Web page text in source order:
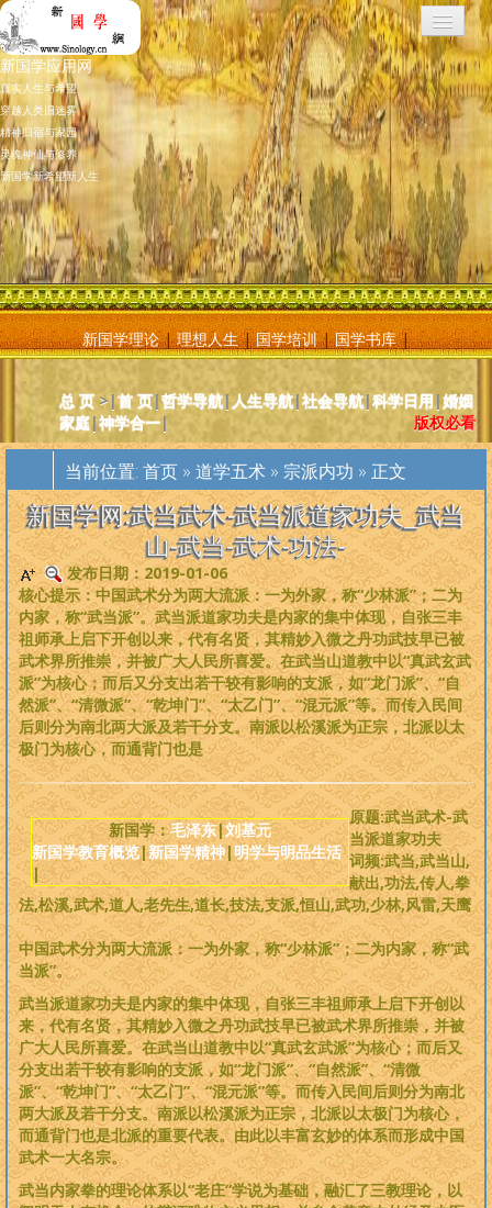
新国学应用网
真实人生与希望
穿越人类旧迷雾
精神归宿与家园
灵魂神仙与修养
新国学新希望新人生
新国学理论|理想人生|国学培训|国学书库|
新国学应用网是将新国学理论付诸应用的地方，新国学理论及其核心
基元学十分庞大复杂，特别是社会学部分和自然科学部分对于大多数
人而言因基础知识不够而难以理解。新国学应用网则将复杂的原理和
逻辑，简化为相对易懂和利于人们日常使用的内容方法。主要分为人
体人生、宗教、神灵、社会常识和科学常识。现在，新国学理论已经
是一个非常完备、深度范畴远超旧国学的系统性理论，来吧，每个人
都可以从中获益。
版权必读
刘基元
新国学理论
婴童教育
人性教育
居住教育
健身医学
基元学网
总 页 >|首 页|哲学导航| 人生导航|社会导航|科学日用 |婚姻
家庭|神学合一| 版权必看
当前位置: 首页 » 道学五术 » 宗派内功 » 正文
新国学网:武当武术-武当派道家功夫_武当
山-武当-武术-功法-
发布日期：2019-01-06
核心提示：中国武术分为两大流派：一为外家，称“少林派”；二为
内家，称“武当派”。武当派道家功夫是内家的集中体现，自张三丰
祖师承上启下开创以来，代有名贤，其精妙入微之丹功武技早已被
武术界所推崇，并被广大人民所喜爱。在武当山道教中以“真武玄武
派”为核心；而后又分支出若干较有影响的支派，如“龙门派”、“自
然派”、“清微派”、“乾坤门”、“太乙门”、“混元派”等。而传入民间
后则分为南北两大派及若干分支。南派以松溪派为正宗，北派以太
极门为核心，而通背门也是
新国学：毛泽东|刘基元
新国学教育概览|新国学精神|明学与明品生活
|
原题:武当武术-武
当派道家功夫
词频:武当,武当山,
献出,功法,传人,拳
法,松溪,武术,道人,老先生,道长,技法,支派,恒山,武功,少林,风雷,天鹰
中国武术分为两大流派：一为外家，称“少林派”；二为内家，称“武
当派”。
武当派道家功夫是内家的集中体现，自张三丰祖师承上启下开创以
来，代有名贤，其精妙入微之丹功武技早已被武术界所推崇，并被
广大人民所喜爱。在武当山道教中以“真武玄武派”为核心；而后又
分支出若干较有影响的支派，如“龙门派”、“自然派”、“清微
派”、“乾坤门”、“太乙门”、“混元派”等。而传入民间后则分为南北
两大派及若干分支。南派以松溪派为正宗，北派以太极门为核心，
而通背门也是北派的重要代表。由此以丰富玄妙的体系而形成中国
武术一大名宗。
武当内家拳的理论体系以“老庄”学说为基础，融汇了三教理论，以